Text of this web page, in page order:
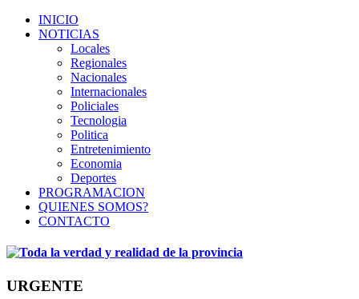
INICIO
NOTICIAS
Locales
Regionales
Nacionales
Internacionales
Policiales
Tecnologia
Politica
Entretenimiento
Economia
Deportes
PROGRAMACION
QUIENES SOMOS?
CONTACTO
URGENTE